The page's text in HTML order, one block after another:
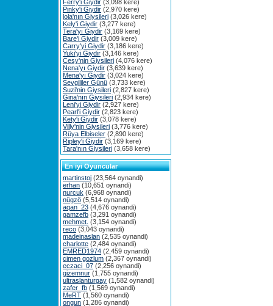
Ferry'i Giydir (3,098 kere)
Pinky'i Giydir (2,970 kere)
lola'nın Giysileri (3,026 kere)
Kely'i Giydir (3,277 kere)
Tera'yı Giydir (3,169 kere)
Bare'i Giydir (3,009 kere)
Carry'yi Giydir (3,186 kere)
Yuki'yi Giydir (3,146 kere)
Cesy'nin Giysileri (4,076 kere)
Nena'yı Giydir (3,639 kere)
Mena'yı Giydir (3,024 kere)
Sevgililer Günü (3,733 kere)
Suzi'nin Giysileri (2,827 kere)
Gina'nın Giysileri (2,934 kere)
Leni'yi Giydir (2,927 kere)
Pearl'i Giydir (2,823 kere)
Kety'i Giydir (3,078 kere)
Villy'nin Giysileri (3,776 kere)
Rüya Elbiseler (2,890 kere)
Ripley'i Giydir (3,169 kere)
Tara'nın Giysileri (3,658 kere)
En iyi Oyuncular
martinstoj (23,564 oynandi)
erhan (10,651 oynandi)
nurcuk (6,968 oynandi)
nügzö (5,514 oynandi)
aqan_23 (4,676 oynandi)
gamzefb (3,291 oynandi)
mehmet. (3,154 oynandi)
reco (3,043 oynandi)
madeinaslan (2,535 oynandi)
charlotte (2,484 oynandi)
EMRED1974 (2,459 oynandi)
cimen gozlum (2,367 oynandi)
eczaci_07 (2,256 oynandi)
gizemnur (1,755 oynandi)
ultraslanturgay (1,582 oynandi)
zafer_fb (1,569 oynandi)
MeRT (1,560 oynandi)
ongun (1,286 oynandi)